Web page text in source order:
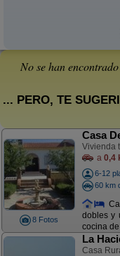
No se han
... PERO, TE
8 Fotos
Casa
Vivienda
a 0,4
6-12
60 km
dobles y
cocina
La
Casa